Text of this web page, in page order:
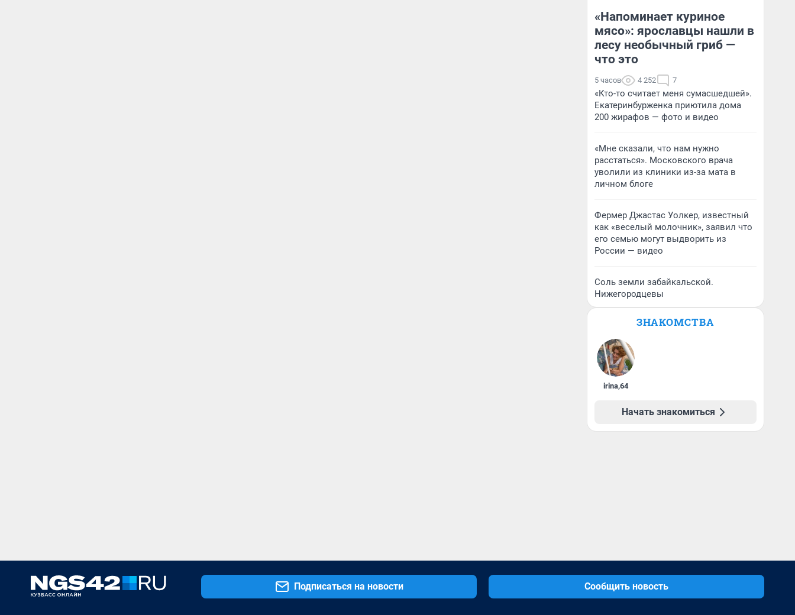
Анастасия Завгородняя
«Напоминает куриное
мясо»: ярославцы нашли в
лесу необычный гриб —
что это
5 часов 4 252 7
«Кто-то считает меня сумасшедшей».
Екатеринбурженка приютила дома
200 жирафов — фото и видео
«Мне сказали, что нам нужно
расстаться». Московского врача
уволили из клиники из-за мата в
личном блоге
Фермер Джастас Уолкер, известный
как «веселый молочник», заявил что
его семью могут выдворить из
России — видео
Соль земли забайкальской.
Нижегородцевы
ЗНАКОМСТВА
irina,64
Начать знакомиться
Подписаться на новости Сообщить новость